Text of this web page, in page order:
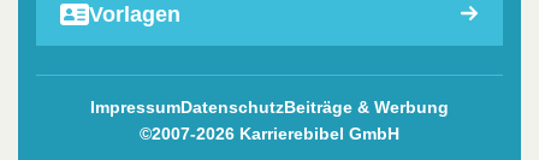
Vorlagen
©2007-2026 Karrierebibel GmbH
ImpressumDatenschutzBeiträge & Werbung